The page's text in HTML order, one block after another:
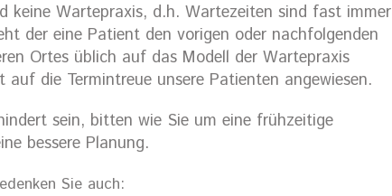
keine Wartepraxis, d.h. Wartezeiten sind fast immer
der eine Patient den vorigen oder nachfolgenden
Ortes üblich auf das Modell der Wartepraxis
die Termintreue unsere Patienten angewiesen.
sein, bitten wie Sie um eine frühzeitige
bessere Planung.
Sie auch: